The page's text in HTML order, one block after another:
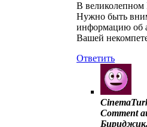
В великолепном
Нужно быть
информацию об
Вашей
Ответить
Comment